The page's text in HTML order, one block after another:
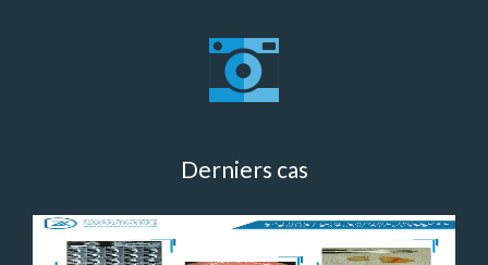
Derniers cas